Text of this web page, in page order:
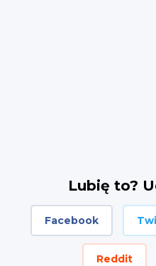
Lubię to?
Facebook
Reddit